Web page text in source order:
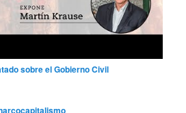
sobre el Gobierno Civil